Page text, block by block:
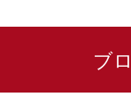
ブ